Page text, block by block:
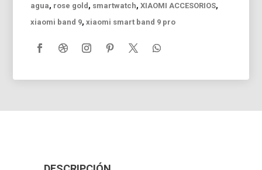
agua, rose gold , smartwatch,XIAOMI ACCESORIOS,
xiaomi band 9,xiaomi smart band 9 pro